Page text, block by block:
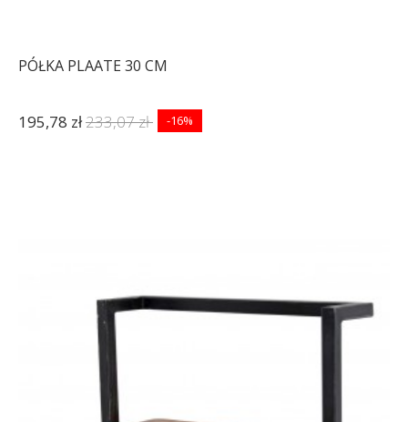
PÓŁKA PLAATE 30 CM
195,78 zł233,07 zł -16%